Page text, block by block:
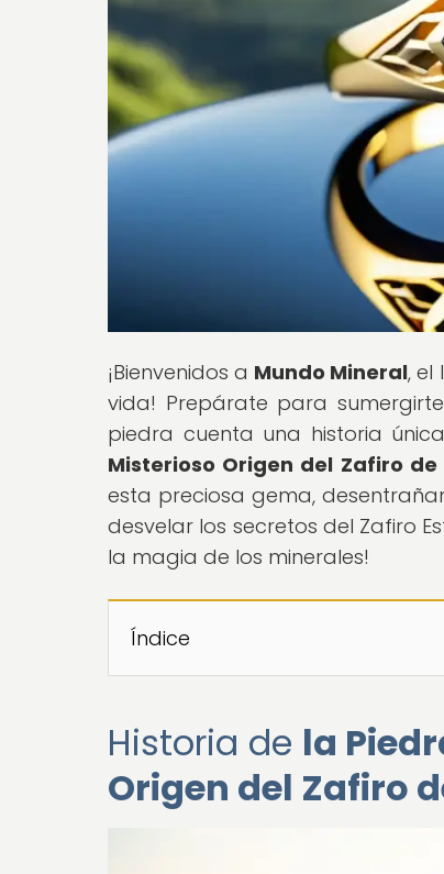
¡Bienvenidos a Mundo Mineral,
vida! Prepárate para
piedra cuenta una historia
Misterioso Origen del Zafiro
esta preciosa gema,
desvelar los secretos del Zafiro
la magia de los minerales!
Índice
Historia de la
Origen del Zafiro